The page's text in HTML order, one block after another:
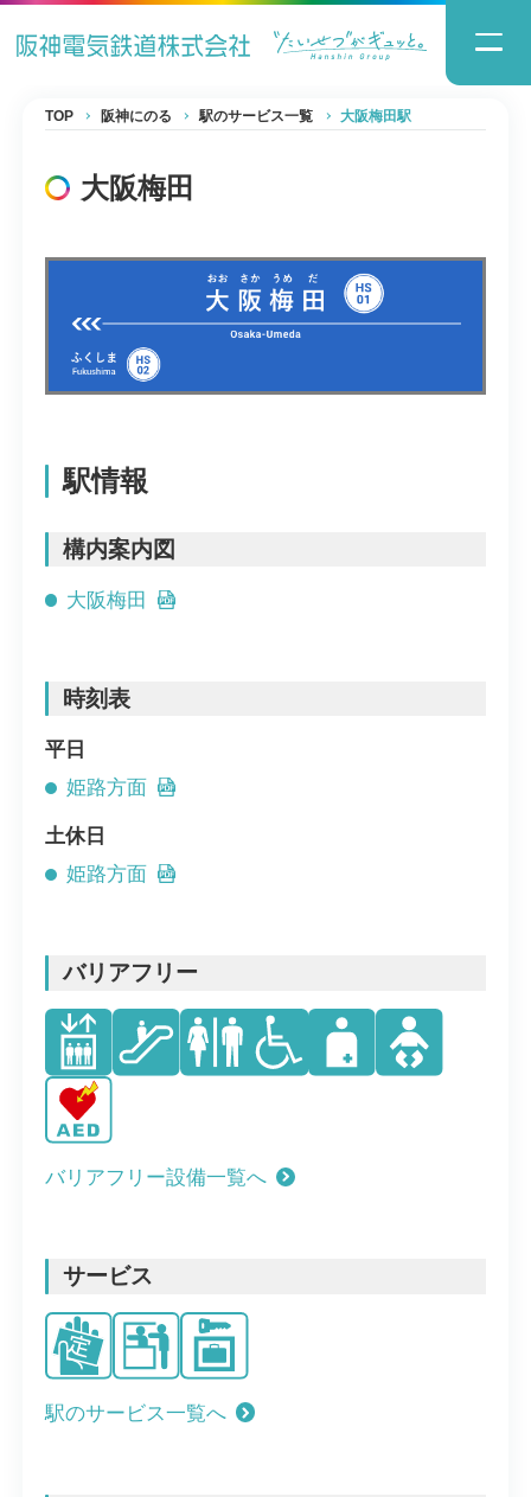
TOP 阪神にのる 駅のサービス一覧 大阪梅田駅
大阪梅田
駅情報
構内案内図
大阪梅田
時刻表
平日
姫路方面
土休日
姫路方面
バリアフリー
バリアフリー設備一覧へ
サービス
駅のサービス一覧へ